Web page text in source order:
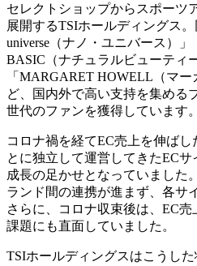
セレクトショップからスポーツ
展開するTSIホールディングス
universe（ナノ・ユニバース）
BASIC（ナチュラルビューティ
「MARGARET HOWELL（マ
ど、国内外で高い支持を集める
世代のファンを獲得しています。
コロナ禍を経てEC売上を伸ば
とに独立して運営してきたEC
成長の足かせとなっていました
ランド間の連携が進まず、各サ
さらに、コロナ収束後は、EC
課題にも直面していました。
TSIホールディングスはこうし